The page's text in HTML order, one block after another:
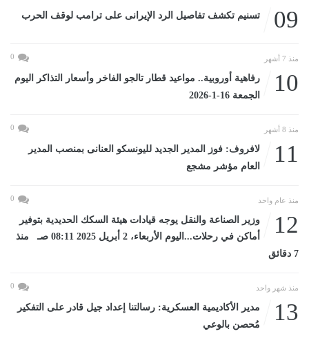
09 تسنيم تكشف تفاصيل الرد الإيرانى على ترامب لوقف الحرب
منذ 7 أشهر 0
10
رفاهية أوروبية.. مواعيد قطار تالجو الفاخر وأسعار التذاكر اليوم
الجمعة 16-1-2026
منذ 8 أشهر 0
11
لافروف: فوز المدير الجديد لليونسكو العنانى بمنصب المدير
العام مؤشر مشجع
منذ عام واحد 0
12
وزير الصناعة والنقل يوجه قيادات هيئة السكك الحديدية بتوفير
أماكن في رحلات...اليوم الأربعاء، 2 أبريل 2025 08:11 صـ منذ
7 دقائق
منذ شهر واحد 0
13
مدير الأكاديمية العسكرية: رسالتنا إعداد جيل قادر على التفكير
مُحصن بالوعي